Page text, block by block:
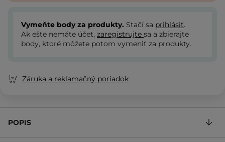
Vymeňte body za produkty. Stačí sa prihlásiť.
Ak ešte nemáte účet, zaregistrujte sa a zbierajte
body, ktoré môžete potom vymeniť za produkty.
Záruka a reklamačný poriadok
POPIS